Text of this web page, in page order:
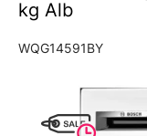
kg Alb
WQG14591BY